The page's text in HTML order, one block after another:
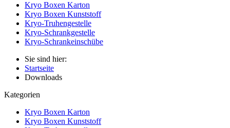
Kryo Boxen Karton
Kryo Boxen Kunststoff
Kryo-Truhengestelle
Kryo-Schrankgestelle
Kryo-Schrankeinschübe
Sie sind hier:
Startseite
Downloads
Kategorien
Kryo Boxen Karton
Kryo Boxen Kunststoff